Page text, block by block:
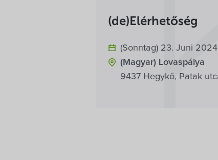
(de)Elérhetőség
(Sonntag) 23. Juni
(Magyar) Lovaspálya
9437 Hegykő, Patak